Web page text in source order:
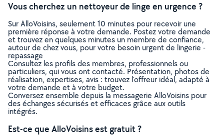
Vous cherchez un nettoyeur de linge en urgence ?
Sur AlloVoisins, seulement 10 minutes pour recevoir une
première réponse à votre demande. Postez votre demande
et trouvez en quelques minutes un membre de confiance,
autour de chez vous, pour votre besoin urgent de lingerie -
repassage
Consultez les profils des membres, professionnels ou
particuliers, qui vous ont contacté. Présentation, photos de
réalisation, expertises, avis : trouvez l'offreur idéal, adapté à
votre demande et à votre budget.
Conversez ensemble depuis la messagerie AlloVoisins pour
des échanges sécurisés et efficaces grâce aux outils
intégrés.
Est-ce que AlloVoisins est gratuit ?